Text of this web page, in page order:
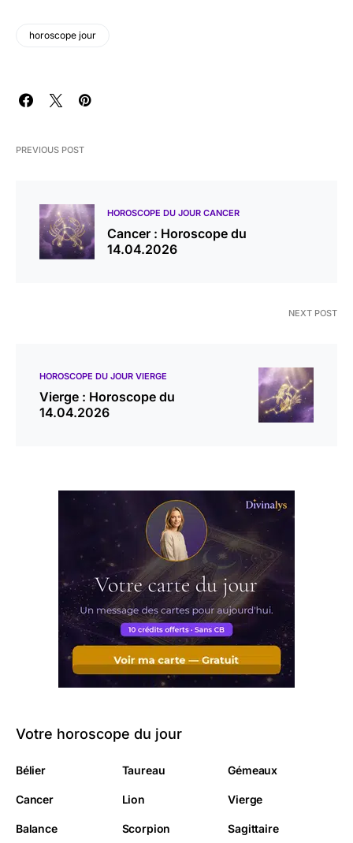
horoscope jour
PREVIOUS POST
HOROSCOPE DU JOUR CANCER
Cancer : Horoscope du
14.04.2026
NEXT POST
HOROSCOPE DU JOUR VIERGE
Vierge : Horoscope du
14.04.2026
Votre horoscope du jour
Bélier Taureau Gémeaux
Cancer Lion Vierge
Balance Scorpion Sagittaire